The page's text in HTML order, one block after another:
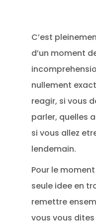
C’est
d’un moment
nullement
reagir, si vous
parler, quelles
si vous allez
lendemain.
Pour le moment
seule idee en
remettre
vous vous